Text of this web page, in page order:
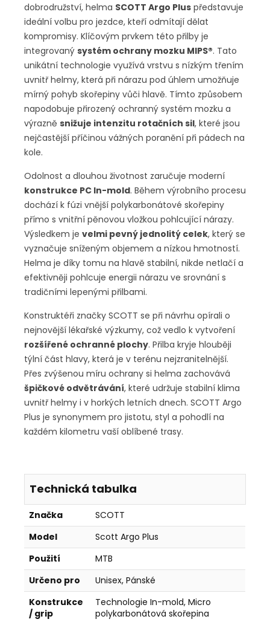
dobrodružství, helma SCOTT Argo Plus představuje
ideální volbu pro jezdce, kteří odmítají dělat
kompromisy. Klíčovým prvkem této přilby je
integrovaný systém ochrany mozku MIPS®. Tato
unikátní technologie využívá vrstvu s nízkým třením
uvnitř helmy, která při nárazu pod úhlem umožňuje
mírný pohyb skořepiny vůči hlavě. Tímto způsobem
napodobuje přirozený ochranný systém mozku a
výrazně snižuje intenzitu rotačních sil, které jsou
nejčastější příčinou vážných poranění při pádech na
kole.
Odolnost a dlouhou životnost zaručuje moderní
konstrukce PC In-mold. Během výrobního procesu
dochází k fúzi vnější polykarbonátové skořepiny
přímo s vnitřní pěnovou vložkou pohlcující nárazy.
Výsledkem je velmi pevný jednolitý celek, který se
vyznačuje sníženým objemem a nízkou hmotností.
Helma je díky tomu na hlavě stabilní, nikde netlačí a
efektivněji pohlcuje energii nárazu ve srovnání s
tradičními lepenými přilbami.
Konstruktéři značky SCOTT se při návrhu opírali o
nejnovější lékařské výzkumy, což vedlo k vytvoření
rozšířené ochranné plochy. Přilba kryje hlouběji
týlní část hlavy, která je v terénu nejzranitelnější.
Přes zvýšenou míru ochrany si helma zachovává
špičkové odvětrávání, které udržuje stabilní klima
uvnitř helmy i v horkých letních dnech. SCOTT Argo
Plus je synonymem pro jistotu, styl a pohodlí na
každém kilometru vaší oblíbené trasy.
Technická tabulka
Značka
SCOTT
Model
Scott Argo Plus
Použití
MTB
Určeno pro
Unisex, Pánské
Konstrukce
/ grip
Technologie In-mold, Micro
polykarbonátová skořepina